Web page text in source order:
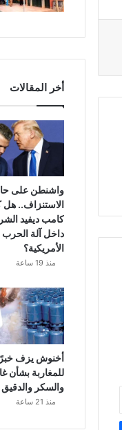
أخر المقالات
واشنطن على
الاستنزاف..
كامب ديفيد
داخل آلة الحرب
الأمريكية؟
منذ 19 ساعة
أخنوش يزف
للمغاربة بشأن
والسكر والدقيق
منذ 21 ساعة